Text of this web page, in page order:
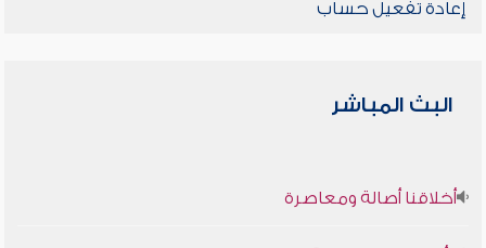
إعادة تفعيل حساب
البث المباشر
أخلاقنا أصالة ومعاصرة